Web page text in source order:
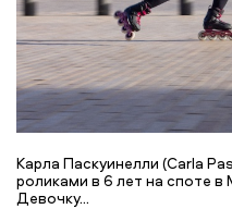
Карла Паскуинелли (Carla
роликами в 6 лет на споте
Девочку...